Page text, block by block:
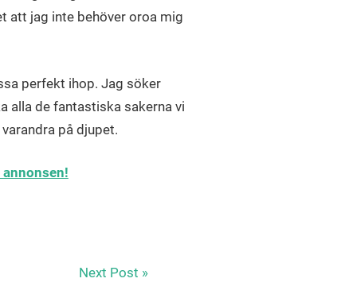
att jag inte behöver oroa mig
perfekt ihop. Jag söker
alla de fantastiska sakerna vi
på djupet.
Next Post